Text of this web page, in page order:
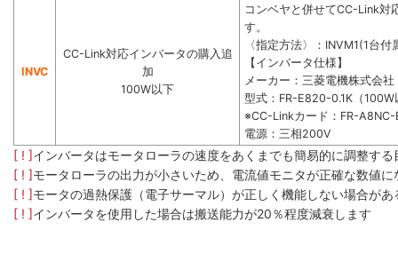
INVC
CC-Link対応インバータの購入追
加
100W以下
コンベヤと併せてCC-Link対
す。
〈指定方法〉：INVM1(1台
【インバータ仕様】
メーカー：三菱電機株式会社
型式：FR-E820-0.1K（100W
※CC-Linkカード：FR-A8NC-
電源：三相200V
[ ! ]インバータはモータローラの速度をあくまでも簡易的に調整す
[ ! ]モータローラの出力が小さいため、電流値モニタが正確な数値
[ ! ]モータの過熱保護（電子サーマル）が正しく機能しない場合が
[ ! ]インバータを使用した場合は搬送能力が20％程度減衰します